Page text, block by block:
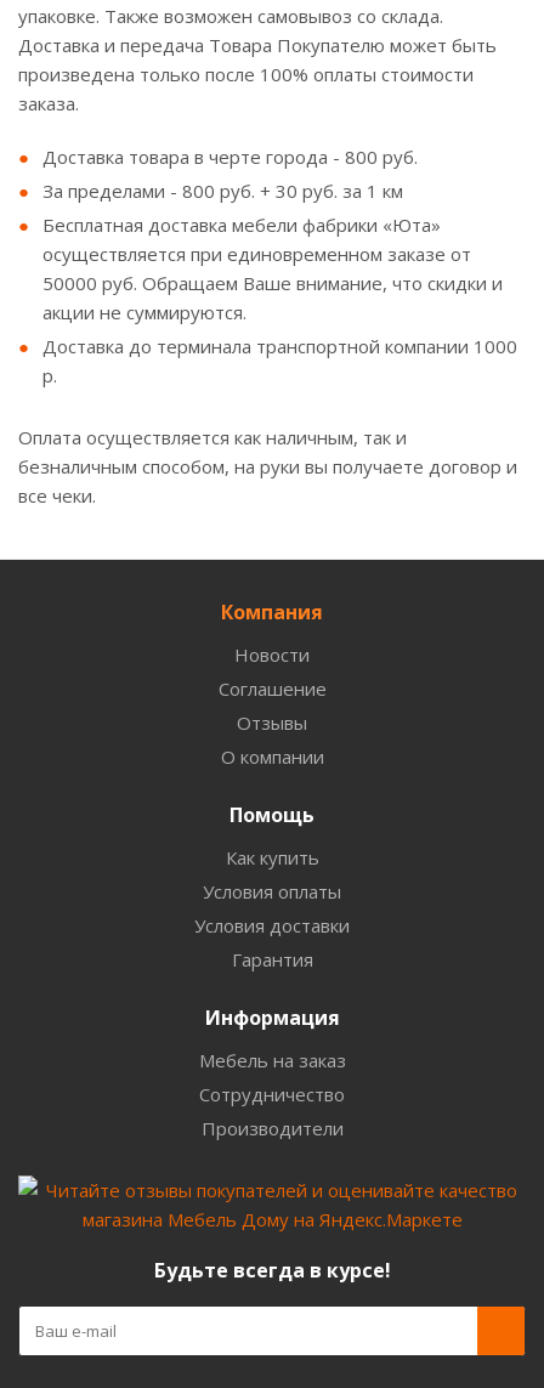
упаковке. Также возможен самовывоз со склада.
Доставка и передача Товара Покупателю может быть
произведена только после 100% оплаты стоимости
заказа.
Доставка товара в черте города - 800 руб.
За пределами - 800 руб. + 30 руб. за 1 км
Бесплатная доставка мебели фабрики «Юта»
осуществляется при единовременном заказе от
50000 руб. Обращаем Ваше внимание, что скидки и
акции не суммируются.
Доставка до терминала транспортной компании 1000
р.
Оплата осуществляется как наличным, так и
безналичным способом, на руки вы получаете договор и
все чеки.
Компания
Новости
Соглашение
Отзывы
О компании
Помощь
Как купить
Условия оплаты
Условия доставки
Гарантия
Информация
Мебель на заказ
Сотрудничество
Производители
Будьте всегда в курсе!